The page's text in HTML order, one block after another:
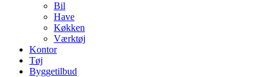
Bil
Have
Køkken
Værktøj
Kontor
Tøj
Byggetilbud